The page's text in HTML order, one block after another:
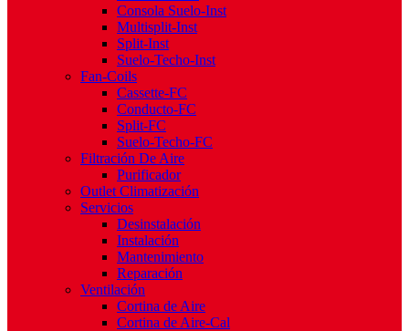
Consola Suelo-Inst
Multisplit-Inst
Split-Inst
Suelo-Techo-Inst
Fan-Coils
Cassette-FC
Conducto-FC
Split-FC
Suelo-Techo-FC
Filtración De Aire
Purificador
Outlet Climatización
Servicios
Desinstalación
Instalación
Mantenimiento
Reparación
Ventilación
Cortina de Aire
Cortina de Aire-Cal